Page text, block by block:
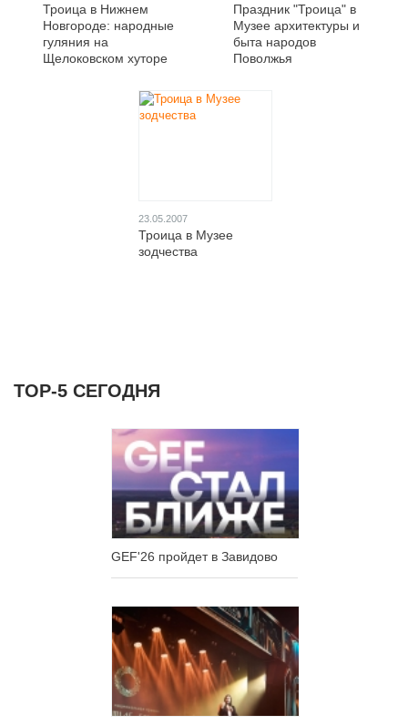
Троица в Нижнем
Новгороде: народные
гуляния на
Щелоковском хуторе
Праздник "Троица" в
Музее архитектуры и
быта народов
Поволжья
23.05.2007
Троица в Музее
зодчества
ТОР-5 СЕГОДНЯ
GEF'26 пройдет в Завидово